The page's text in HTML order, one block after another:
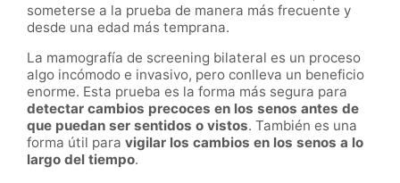
someterse a la prueba de manera más frecuente y
desde una edad más temprana.
La mamografía de screening bilateral es un proceso
algo incómodo e invasivo, pero conlleva un beneficio
enorme. Esta prueba es la forma más segura para
detectar cambios precoces en los senos antes de
que puedan ser sentidos o vistos. También es una
forma útil para vigilar los cambios en los senos a lo
largo del tiempo.